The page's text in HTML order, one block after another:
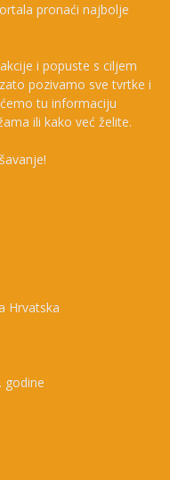
pronaći najbolje
i popuste s ciljem
pozivamo sve tvrtke i
tu informaciju
ili kako već želite.
Hrvatska
godine